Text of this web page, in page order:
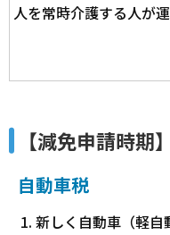
人を常時介護する人が
【減免申請時期】
自動車税
新しく自動車（軽